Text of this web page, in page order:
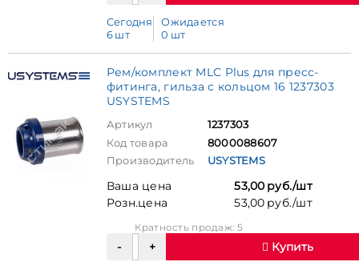
Сегодня
6 шт
Ожидается
0 шт
Рем/комплект MLC Plus для пресс-
фитинга, гильза с кольцом 16 1237303
USYSTEMS
Артикул
1237303
Код товара
8000088607
Производитель
USYSTEMS
Ваша цена
53,00 руб./шт
Розн.цена
53,00 руб./шт
Кратность продаж: 5
Купить